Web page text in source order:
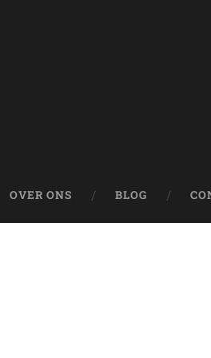
OVER ONS BLOG